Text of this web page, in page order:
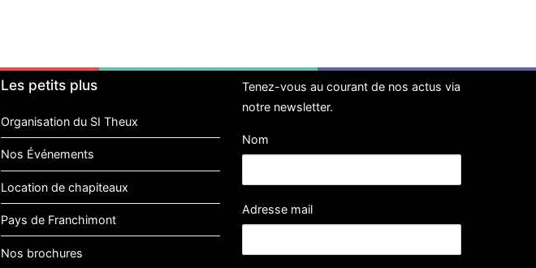
Les petits plus
Organisation du SI Theux
Nos Événements
Location de chapiteaux
Pays de Franchimont
Nos brochures
Tenez-vous au courant de nos actus via
notre newsletter.
Nom
Adresse mail